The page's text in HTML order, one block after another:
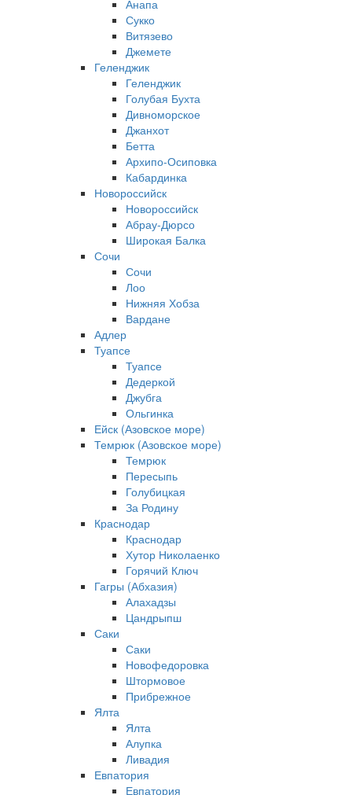
Анапа
Сукко
Витязево
Джемете
Геленджик
Геленджик
Голубая Бухта
Дивноморское
Джанхот
Бетта
Архипо-Осиповка
Кабардинка
Новороссийск
Новороссийск
Абрау-Дюрсо
Широкая Балка
Сочи
Сочи
Лоо
Нижняя Хобза
Вардане
Адлер
Туапсе
Туапсе
Дедеркой
Джубга
Ольгинка
Ейск (Азовское море)
Темрюк (Азовское море)
Темрюк
Пересыпь
Голубицкая
За Родину
Краснодар
Краснодар
Хутор Николаенко
Горячий Ключ
Гагры (Абхазия)
Алахадзы
Цандрыпш
Саки
Саки
Новофедоровка
Штормовое
Прибрежное
Ялта
Ялта
Алупка
Ливадия
Евпатория
Евпатория